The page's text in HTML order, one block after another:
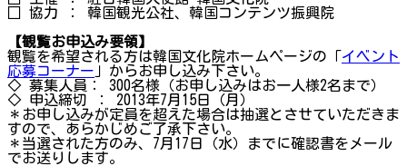
□ 協力 ： 韓国観光公社、韓国コンテンツ振興院
【観覧お申込み要領】
観覧を希望される方は韓国文化院ホームページの「イベント
応募コーナー 」からお申し込み下さい。
◇ 募集人員： 300名様（お申し込みはお一人様2名まで）
◇ 申込締切 ： 2013年7月15日（月）
＊お申し込みが定員を超えた場合は抽選とさせていただきま
すので、あらかじめご了承下さい。
＊当選された方のみ、7月17日（水）までに確認書をメール
でお送りします。